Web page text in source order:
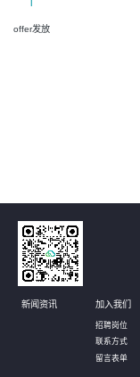
offer发放
新闻资讯 加入我们
招聘岗位
联系方式
留言表单